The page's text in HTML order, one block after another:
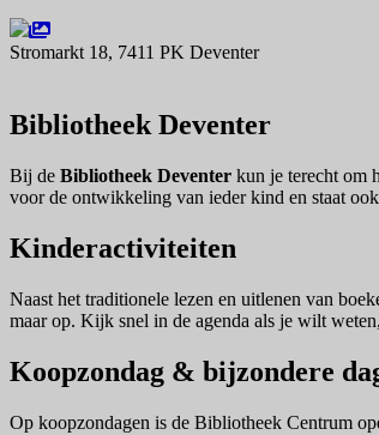
Stromarkt 18, 7411 PK Deventer
Bibliotheek Deventer
Bij de Bibliotheek Deventer kun je terecht om
voor de ontwikkeling van ieder kind en staat
Kinderactiviteiten
Naast het traditionele lezen en uitlenen van
maar op. Kijk snel in de agenda als je wilt
Koopzondag & bijzondere
Op koopzondagen is de Bibliotheek Centrum